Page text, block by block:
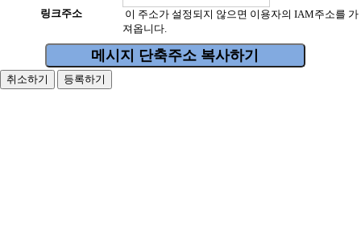
링크주소
이 주소가 설정되지 않으면 이용자의 IAM주소를 가
져옵니다.
메시지 단축주소 복사하기
취소하기 등록하기